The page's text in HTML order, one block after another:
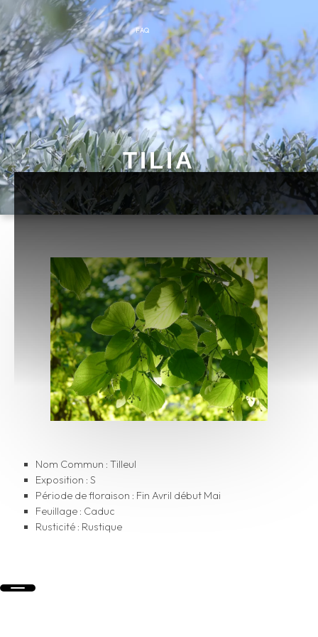
FAQ
TILIA
Nom Commun : Tilleul
Exposition : S
Période de floraison : Fin Avril début Mai
Feuillage : Caduc
Rusticité : Rustique